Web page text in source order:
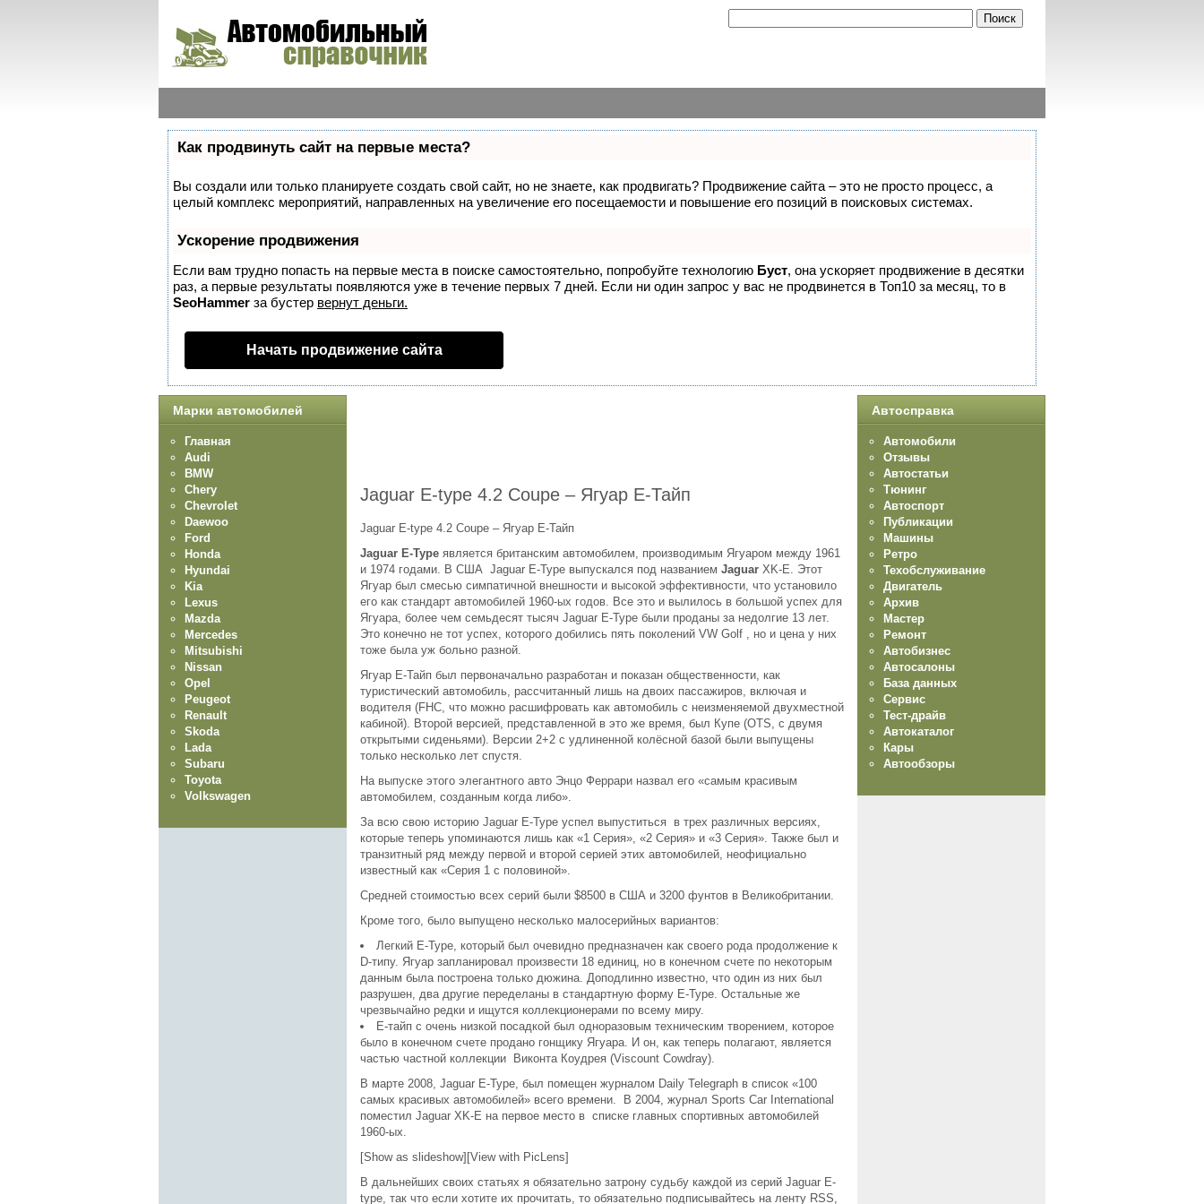
Как продвинуть сайт на первые места?
Вы создали или только планируете создать свой сайт, но не знаете, как продвигать? Продвижение сайта – это не просто процесс, а
целый комплекс мероприятий, направленных на увеличение его посещаемости и повышение его позиций в поисковых системах.
Ускорение продвижения
Если вам трудно попасть на первые места в поиске самостоятельно, попробуйте технологию Буст, она ускоряет продвижение в десятки
раз, а первые результаты появляются уже в течение первых 7 дней. Если ни один запрос у вас не продвинется в Топ10 за месяц, то в
SeoHammer за бустер вернут деньги.
Начать продвижение сайта
Jaguar E-type 4.2 Coupe – Ягуар Е-Тайп
Jaguar E-type 4.2 Coupe – Ягуар Е-Тайп
Jaguar E-Type является британским автомобилем, производимым Ягуаром между 1961
и 1974 годами. В США Jaguar E-Type выпускался под названием Jaguar XK-E. Этот
Ягуар был смесью симпатичной внешности и высокой эффективности, что установило
его как стандарт автомобилей 1960-ых годов. Все это и вылилось в большой успех для
Ягуара, более чем семьдесят тысяч Jaguar E-Type были проданы за недолгие 13 лет.
Это конечно не тот успех, которого добились пять поколений VW Golf , но и цена у них
тоже была уж больно разной.
Ягуар Е-Тайп был первоначально разработан и показан общественности, как
туристический автомобиль, рассчитанный лишь на двоих пассажиров, включая и
водителя (FHC, что можно расшифровать как автомобиль с неизменяемой двухместной
кабиной). Второй версией, представленной в это же время, был Купе (OTS, с двумя
открытыми сиденьями). Версии 2+2 с удлиненной колёсной базой были выпущены
только несколько лет спустя.
На выпуске этого элегантного авто Энцо Феррари назвал его «самым красивым
автомобилем, созданным когда либо».
За всю свою историю Jaguar E-Type успел выпуститься в трех различных версиях,
которые теперь упоминаются лишь как «1 Серия», «2 Серия» и «3 Серия». Также был и
транзитный ряд между первой и второй серией этих автомобилей, неофициально
известный как «Серия 1 с половиной».
Средней стоимостью всех серий были $8500 в США и 3200 фунтов в Великобритании.
Кроме того, было выпущено несколько малосерийных вариантов:
Легкий E-Type, который был очевидно предназначен как своего рода продолжение к
D-типу. Ягуар запланировал произвести 18 единиц, но в конечном счете по некоторым
данным была построена только дюжина. Доподлинно известно, что один из них был
разрушен, два другие переделаны в стандартную форму E-Type. Остальные же
чрезвычайно редки и ищутся коллекционерами по всему миру.
Е-тайп с очень низкой посадкой был одноразовым техническим творением, которое
было в конечном счете продано гонщику Ягуара. И он, как теперь полагают, является
частью частной коллекции Виконта Коудрея (Viscount Cowdray).
В марте 2008, Jaguar E-Type, был помещен журналом Daily Telegraph в список «100
самых красивых автомобилей» всего времени. В 2004, журнал Sports Car International
поместил Jaguar XK-E на первое место в списке главных спортивных автомобилей
1960-ых.
[Show as slideshow][View with PicLens]
В дальнейших своих статьях я обязательно затрону судьбу каждой из серий Jaguar E-
type, так что если хотите их прочитать, то обязательно подписывайтесь на ленту RSS,
Марки автомобилей
Главная
Audi
BMW
Chery
Chevrolet
Daewoo
Ford
Honda
Hyundai
Kia
Lexus
Mazda
Mercedes
Mitsubishi
Nissan
Opel
Peugeot
Renault
Skoda
Lada
Subaru
Toyota
Volkswagen
Автосправка
Автомобили
Отзывы
Автостатьи
Тюнинг
Автоспорт
Публикации
Машины
Ретро
Техобслуживание
Двигатель
Архив
Мастер
Ремонт
Автобизнес
Автосалоны
База данных
Сервис
Тест-драйв
Автокаталог
Кары
Автообзоры